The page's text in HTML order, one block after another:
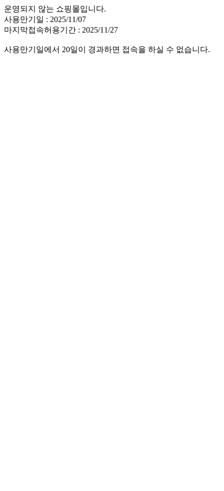
운영되지 않는 쇼핑몰입니다.
사용만기일 : 2025/11/07
마지막접속허용기간 : 2025/11/27
사용만기일에서 20일이 경과하면 접속을 하실 수 없습니다.